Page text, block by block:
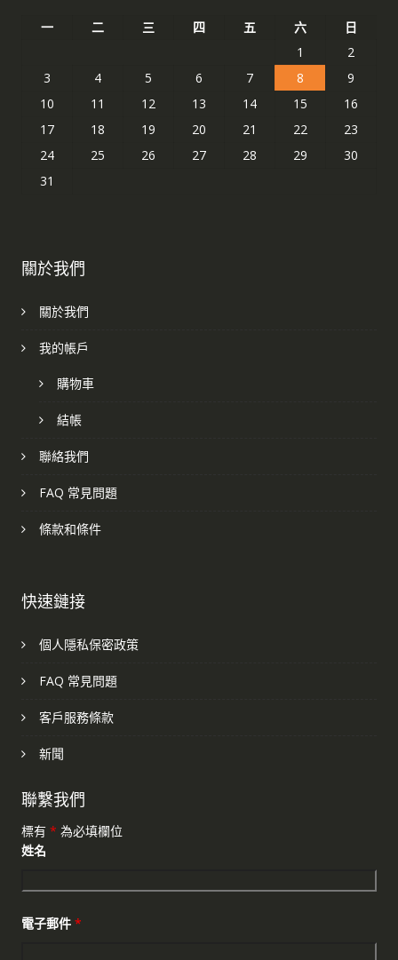
一 二 三 四 五 六
日
1
2
3
4 5 6 7 8
9
10
11 12 13 14 15
16
17
18 19 20 21 22
23
24
25 26 27 28 29
30
31
關於我們
關於我們
我的帳戶
購物車
結帳
聯絡我們
FAQ 常見問題
條款和條件
快速鏈接
個人隱私保密政策
FAQ 常見問題
客戶服務條款
新聞
聯繫我們
標有 * 為必填欄位
姓名
電子郵件 *